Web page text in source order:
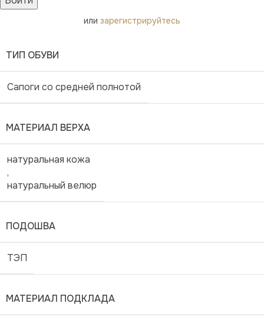
или зарегистрируйтесь
ТИП ОБУВИ
Сапоги со средней полнотой
МАТЕРИАЛ ВЕРХА
натуральная кожа
,
натуральный велюр
ПОДОШВА
ТЭП
МАТЕРИАЛ ПОДКЛАДА